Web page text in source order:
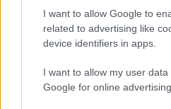
I want to allow Google to
related to advertising like
device identifiers in apps.
I want to allow my user
Google for online
LEGOLVASOTTABB